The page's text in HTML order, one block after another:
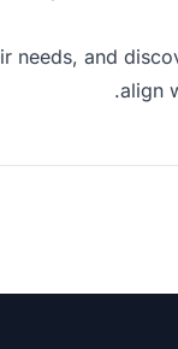
needs, and
align